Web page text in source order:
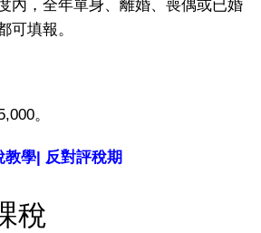
內，全年單身、離婚、喪偶或已婚
可填報。
。
教學 反對評稅期
稅